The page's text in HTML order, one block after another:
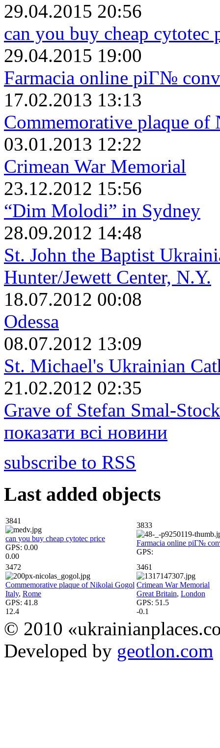
29.04.2015 20:56
can you buy cheap cytotec
29.04.2015 19:00
Farmacia online piГ№
17.02.2013 13:13
Commemorative plaque
03.01.2013 12:22
Crimean War Memorial
23.12.2012 15:56
“Dim Molodi” in Sydney
28.09.2012 14:48
St. John the Baptist
Hunter/Jewett Center, N.Y.
18.07.2012 00:08
Odessa
08.07.2012 13:09
St. Michael's Ukrainian
21.02.2012 02:35
Grave of Stefan Smal-
показати всі новини
subscribe to RSS
Last added objects
3841
can you buy cheap cytotec price
GPS: 0.00
0.00
3833
Farmacia online piГ№
GPS:
3472
Commemorative plaque of Nikolai Gogol
Italy, Rome
GPS: 41.8
12.4
3461
Crimean War Memorial
Great Britain, London
GPS: 51.5
-0.1
© 2010
Developed by geotlon.com